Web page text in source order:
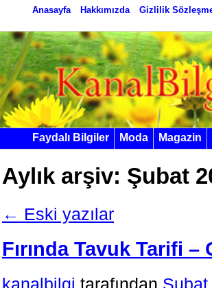
Anasayfa Hakkımızda Gizlilik
Faydalı Bilgiler Moda Magazin
Aylık arşiv: Şubat
← Eski yazılar
Fırında Tavuk Tarifi –
kanalbilgi tarafından